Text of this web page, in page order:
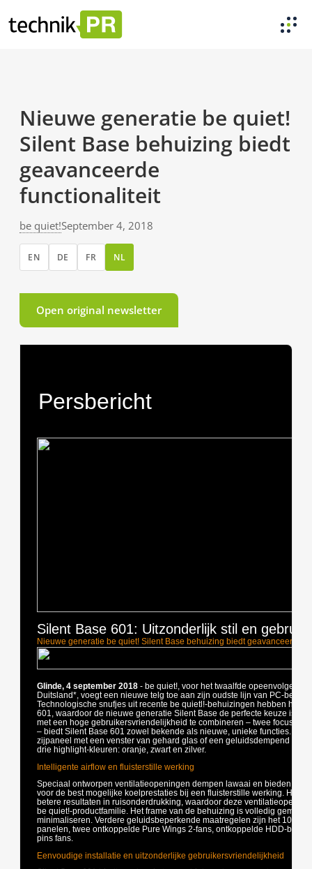
Nieuwe generatie be quiet!
Silent Base behuizing biedt
geavanceerde
functionaliteit
be quiet!September 4, 2018
EN DE FR NL
Open original newsletter